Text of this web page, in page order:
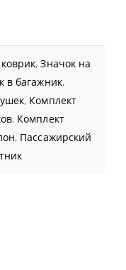
,Значок на
в багажник,
, Комплект
, Комплект
, Пассажирский